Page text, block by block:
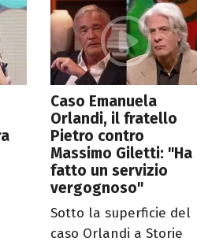
Caso Emanuela
Orlandi, il fratello
Pietro contro
Massimo Giletti: "Ha
fatto un servizio
vergognoso"
Sotto la superficie del
caso Orlandi a Storie